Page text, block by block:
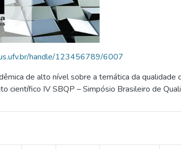
handle/123456789/6007
de alto nível sobre a temática da
científico IV SBQP – Simpósio Brasileiro de